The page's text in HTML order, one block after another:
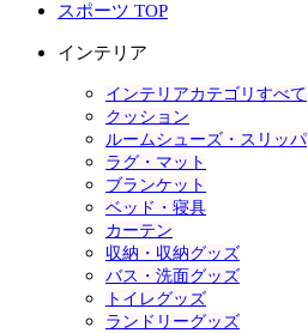
スポーツ TOP
インテリア
インテリアカテゴリすべて
クッション
ルームシューズ・スリッパ
ラグ・マット
ブランケット
ベッド・寝具
カーテン
収納・収納グッズ
バス・洗面グッズ
トイレグッズ
ランドリーグッズ